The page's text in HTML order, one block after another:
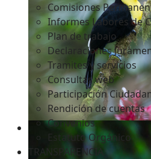
Comisiones
Informes Labores de
Plan de trabajo
Declaraciones
Tramites y servicios
Consultas web
Participación
Rendición de cuentas
Convenios
Estatuto Orgánico
TRANSPARENCIA